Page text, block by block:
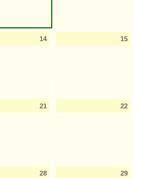
14 15
21 22
28 29